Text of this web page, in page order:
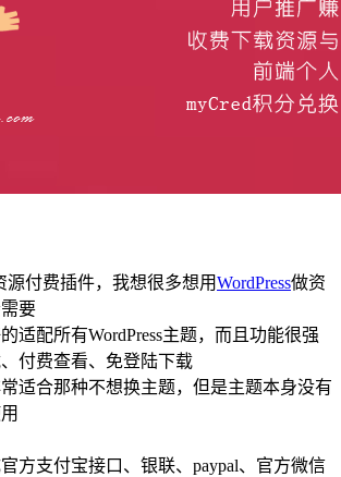
源付费插件，我想很多想用WordPress做资
要
适配所有WordPress主题，而且功能很强
付费查看、免登陆下载
适合那种不想换主题，但是主题本身没有
方支付宝接口、银联、paypal、官方微信